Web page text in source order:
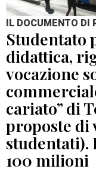
IL DOCUMENTO DI
Studentato
didattica,
vocazione
cariato” di
proposte di
studentati).
100 milioni